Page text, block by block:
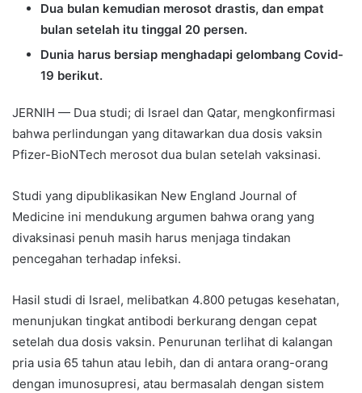
Dua bulan kemudian merosot drastis, dan empat
bulan setelah itu tinggal 20 persen.
Dunia harus bersiap menghadapi gelombang Covid-
19 berikut.
JERNIH — Dua studi; di Israel dan Qatar, mengkonfirmasi
bahwa perlindungan yang ditawarkan dua dosis vaksin
Pfizer-BioNTech merosot dua bulan setelah vaksinasi.
Studi yang dipublikasikan New England Journal of
Medicine ini mendukung argumen bahwa orang yang
divaksinasi penuh masih harus menjaga tindakan
pencegahan terhadap infeksi.
Hasil studi di Israel, melibatkan 4.800 petugas kesehatan,
menunjukan tingkat antibodi berkurang dengan cepat
setelah dua dosis vaksin. Penurunan terlihat di kalangan
pria usia 65 tahun atau lebih, dan di antara orang-orang
dengan imunosupresi, atau bermasalah dengan sistem